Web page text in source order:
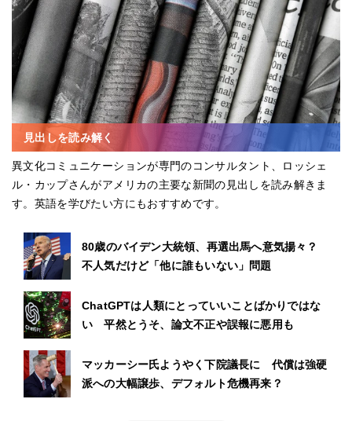
見出しを読み解く
異文化コミュニケーションが専門のコンサルタント、ロッシェ
ル・カップさんがアメリカの主要な新聞の見出しを読み解きま
す。英語を学びたい方にもおすすめです。
80歳のバイデン大統領、再選出馬へ意気揚々？
不人気だけど「他に誰もいない」問題
ChatGPTは人類にとっていいことばかりではな
い 平然とうそ、論文不正や誤報に悪用も
マッカーシー氏ようやく下院議長に 代償は強硬
派への大幅譲歩、デフォルト危機再来？